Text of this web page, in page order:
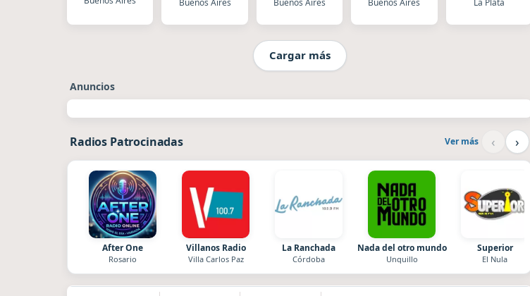
Cargar más
Anuncios
Radios Patrocinadas Ver más ‹ ›
After One
Rosario
Villanos Radio
Villa Carlos Paz
La Ranchada
Córdoba
Nada del otro mundo
Unquillo
Superior
El Nula